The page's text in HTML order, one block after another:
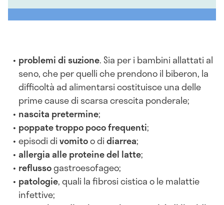
problemi di suzione. Sia per i bambini allattati al
seno, che per quelli che prendono il biberon, la
difficoltà ad alimentarsi costituisce una delle
prime cause di scarsa crescita ponderale;
nascita pretermine;
poppate troppo poco frequenti;
episodi divomitoo didiarrea;
allergia alle proteine del latte;
reflussogastroesofageo;
patologie, quali la fibrosi cistica o le malattie
infettive;